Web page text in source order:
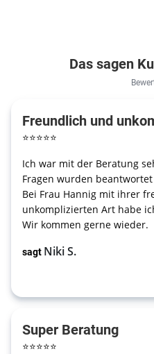
Das sagen
Freundlich und
⭐⭐⭐⭐⭐
Ich war mit der Beratung
Fragen wurden
Bei Frau Hannig mit ihrer
unkomplizierten Art habe
Wir kommen gerne wieder.
sagt Niki S.
Super Beratung
⭐⭐⭐⭐⭐